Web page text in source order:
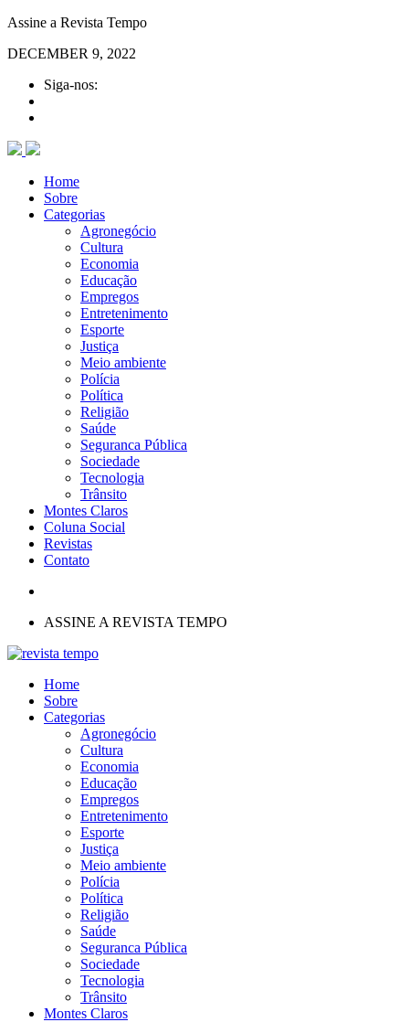
Assine a Revista Tempo
DECEMBER 9, 2022
Siga-nos:
Home
Sobre
Categorias
Agronegócio
Cultura
Economia
Educação
Empregos
Entretenimento
Esporte
Justiça
Meio ambiente
Polícia
Política
Religião
Saúde
Seguranca Pública
Sociedade
Tecnologia
Trânsito
Montes Claros
Coluna Social
Revistas
Contato
ASSINE A REVISTA TEMPO
Home
Sobre
Categorias
Agronegócio
Cultura
Economia
Educação
Empregos
Entretenimento
Esporte
Justiça
Meio ambiente
Polícia
Política
Religião
Saúde
Seguranca Pública
Sociedade
Tecnologia
Trânsito
Montes Claros